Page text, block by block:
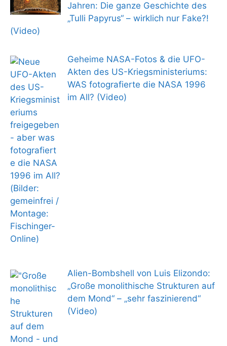
Jahren: Die ganze Geschichte des
„Tulli Papyrus“ – wirklich nur Fake?!
(Video)
Geheime NASA-Fotos & die UFO-
Akten des US-Kriegsministeriums:
WAS fotografierte die NASA 1996
im All? (Video)
Alien-Bombshell von Luis Elizondo:
„Große monolithische Strukturen auf
dem Mond“ – „sehr faszinierend“
(Video)